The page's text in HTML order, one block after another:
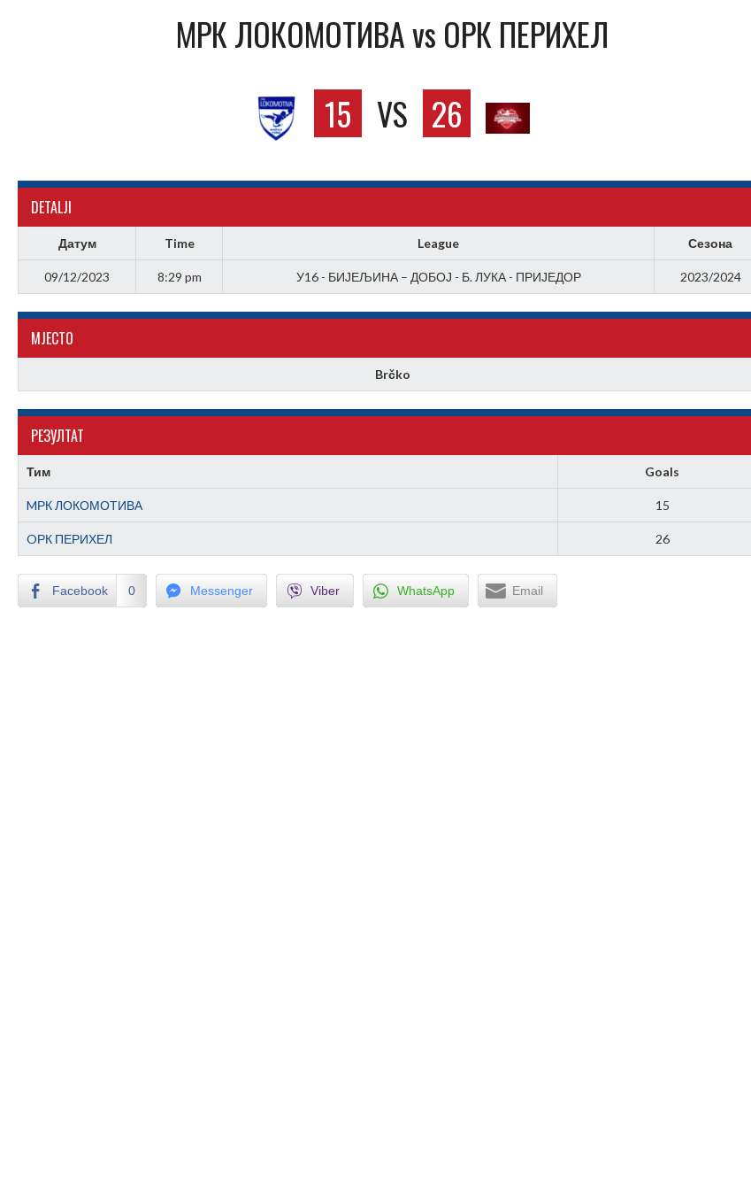
MРК ЛОКОМОТИВА vs OРК ПЕРИХЕЛ
15 VS 26
DETALJI
Датум Time League Сезона
09/12/2023 8:29 pm У16 - БИЈЕЉИНА – ДОБОЈ - Б. ЛУКА - ПРИЈЕДОР 2023/2024
МJЕСТО
Brčko
РЕЗУЛТАТ
Тим Goals
MРК ЛОКОМОТИВА 15
OРК ПЕРИХЕЛ 26
Facebook 0 Messenger Viber WhatsApp Email